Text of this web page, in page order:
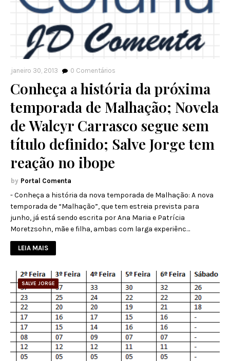
janeiro 30, 2013 0 Comentários
Conheça a história da próxima
temporada de Malhação; Novela
de Walcyr Carrasco segue sem
título definido; Salve Jorge tem
reação no ibope
Portal Comenta
- Conheça a história da nova temporada de Malhação: A nova
temporada de “Malhação”, que tem estreia prevista para
junho, já está sendo escrita por Ana Maria e Patrícia
Moretzsohn, mãe e filha, ambas com larga experiênc…
LEIA MAIS
SALVE JORGE